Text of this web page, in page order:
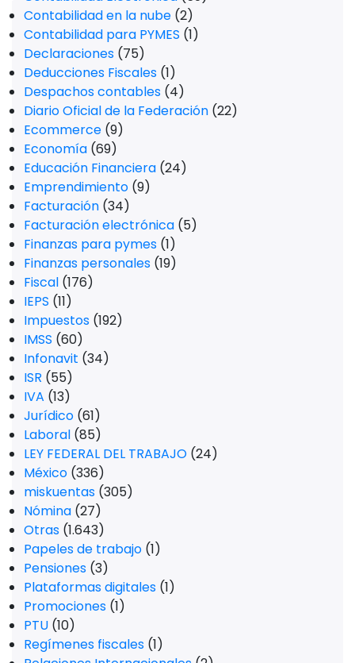
Contabilidad en la nube (2)
Contabilidad para PYMES (1)
Declaraciones (75)
Deducciones Fiscales (1)
Despachos contables (4)
Diario Oficial de la Federación (22)
Ecommerce (9)
Economía (69)
Educación Financiera (24)
Emprendimiento (9)
Facturación (34)
Facturación electrónica (5)
Finanzas para pymes (1)
Finanzas personales (19)
Fiscal (176)
IEPS (11)
Impuestos (192)
IMSS (60)
Infonavit (34)
ISR (55)
IVA (13)
Jurídico (61)
Laboral (85)
LEY FEDERAL DEL TRABAJO (24)
México (336)
miskuentas (305)
Nómina (27)
Otras (1.643)
Papeles de trabajo (1)
Pensiones (3)
Plataformas digitales (1)
Promociones (1)
PTU (10)
Regímenes fiscales (1)